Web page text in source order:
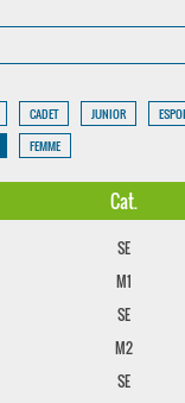
CADET JUNIOR
FEMME
Cat.
SE
M1
SE
M2
SE